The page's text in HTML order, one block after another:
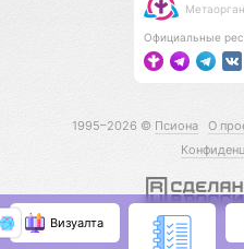
Официальные
1995–2026 © Псиона О
Визуалта